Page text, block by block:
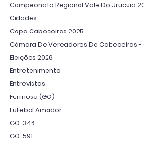
Campeonato Regional Vale Do Urucuia
Cidades
Copa Cabeceiras 2025
Câmara De Vereadores De Cabeceiras -
Eleições 2026
Entretenimento
Entrevistas
Formosa (GO)
Futebol Amador
GO-346
GO-591